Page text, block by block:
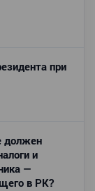
при
должен
и
—
в РК?